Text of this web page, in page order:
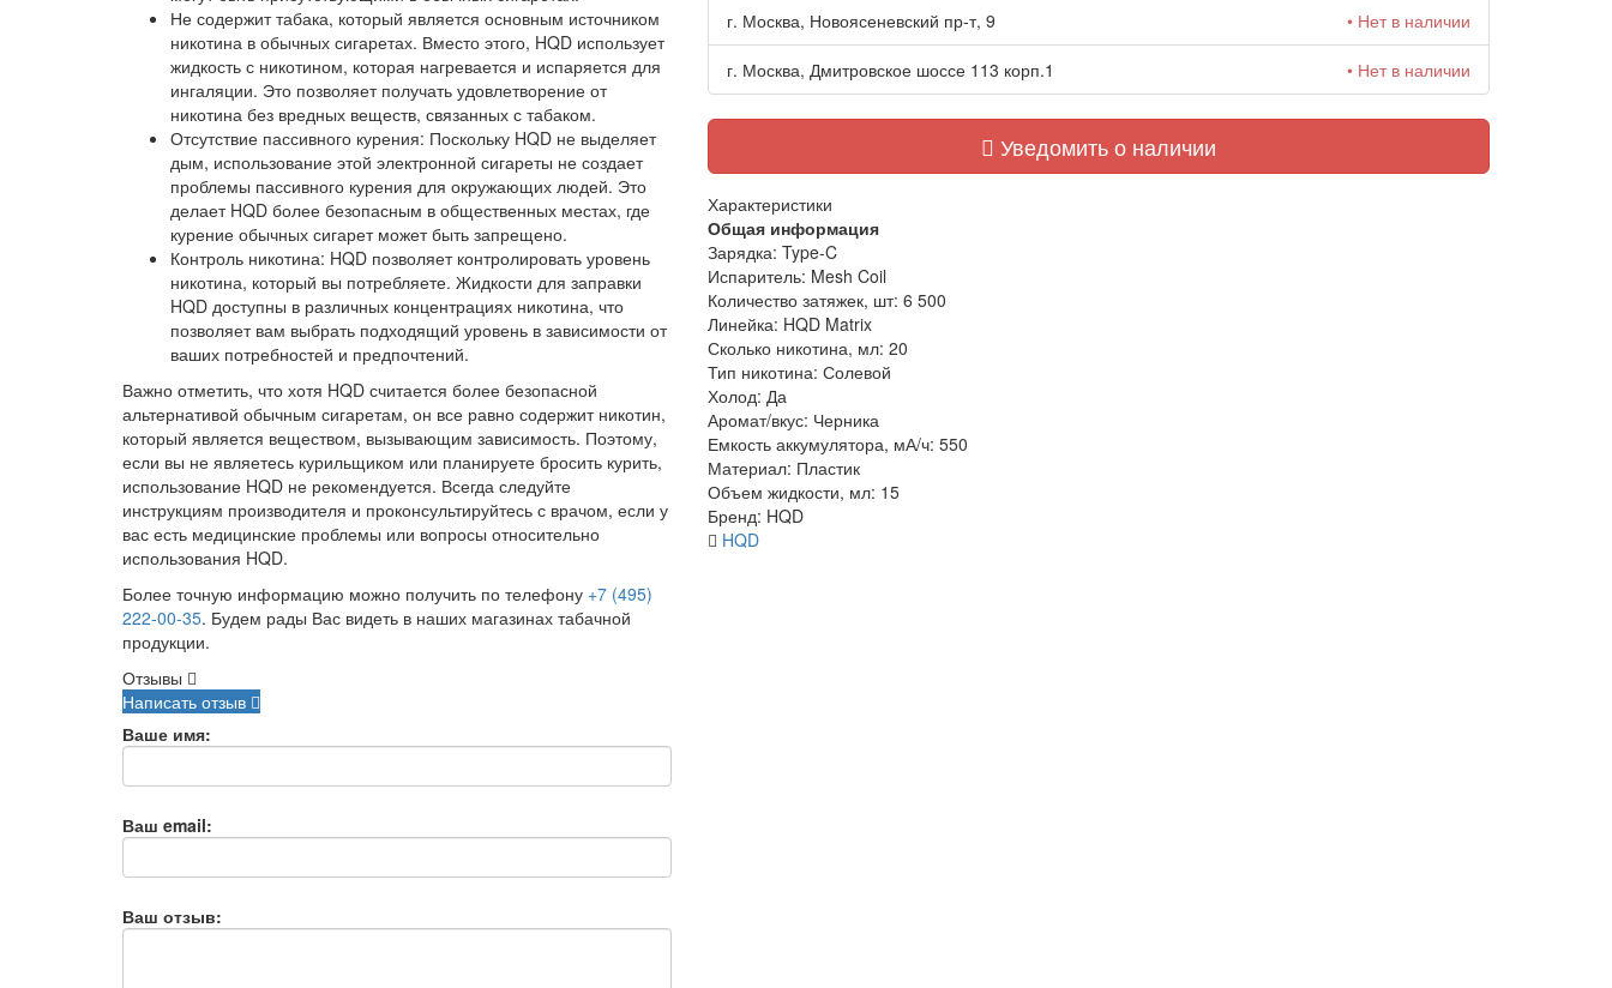
Не содержит табака, который является основным источником
никотина в обычных сигаретах. Вместо этого, HQD использует
жидкость с никотином, которая нагревается и испаряется для
ингаляции. Это позволяет получать удовлетворение от
никотина без вредных веществ, связанных с табаком.
Отсутствие пассивного курения: Поскольку HQD не выделяет
дым, использование этой электронной сигареты не создает
проблемы пассивного курения для окружающих людей. Это
делает HQD более безопасным в общественных местах, где
курение обычных сигарет может быть запрещено.
Контроль никотина: HQD позволяет контролировать уровень
никотина, который вы потребляете. Жидкости для заправки
HQD доступны в различных концентрациях никотина, что
позволяет вам выбрать подходящий уровень в зависимости от
ваших потребностей и предпочтений.
Важно отметить, что хотя HQD считается более безопасной
альтернативой обычным сигаретам, он все равно содержит никотин,
который является веществом, вызывающим зависимость. Поэтому,
если вы не являетесь курильщиком или планируете бросить курить,
использование HQD не рекомендуется. Всегда следуйте
инструкциям производителя и проконсультируйтесь с врачом, если у
вас есть медицинские проблемы или вопросы относительно
использования HQD.
Более точную информацию можно получить по телефону +7 (495)
222-00-35. Будем рады Вас видеть в наших магазинах табачной
продукции.
Отзывы
Написать отзыв
Ваше имя:
Ваш email:
Ваш отзыв:
г. Москва, Новоясеневский пр-т, 9 • Нет в наличии
г. Москва, Дмитровское шоссе 113 корп.1 • Нет в наличии
Уведомить о наличии
Характеристики
Общая информация
Зарядка: Type-C
Испаритель: Mesh Coil
Количество затяжек, шт: 6 500
Линейка: HQD Matrix
Сколько никотина, мл: 20
Тип никотина: Солевой
Холод: Да
Аромат/вкус: Черника
Емкость аккумулятора, мА/ч: 550
Материал: Пластик
Объем жидкости, мл: 15
Бренд: HQD
HQD